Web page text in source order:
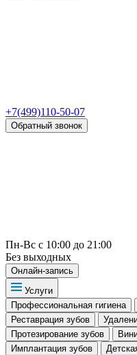
+7(499)110-50-07
Обратный звонок
Пн-Вс с 10:00 до 21:00
Без выходных
Онлайн-запись
Услуги
Профессиональная гигиена
Реставрация зубов
Протезирование зубов
Имплантация зубов